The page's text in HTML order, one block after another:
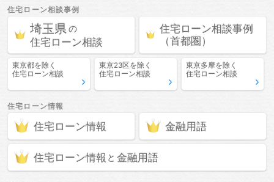
住宅ローン相談事例
埼玉県 の
住宅ローン相談
住宅ローン相談事例
（首都圏）
東京都を除く
住宅ローン相談
東京23区を除く
住宅ローン相談
東京多摩を除く
住宅ローン相談
住宅ローン情報
住宅ローン情報 金融用語
住宅ローン情報 と 金融用語